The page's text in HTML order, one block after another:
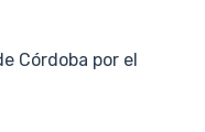
Córdoba por el